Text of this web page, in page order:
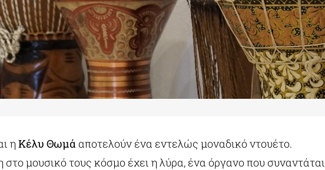
ηΚέλυ Θωμά αποτελούν ένα εντελώς μοναδικό ντουέτο.
στο μουσικό τους κόσμο έχει η λύρα, ένα όργανο που συναντάται